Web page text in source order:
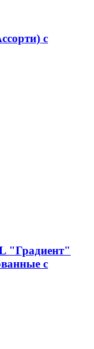
с
"Градиент"
с